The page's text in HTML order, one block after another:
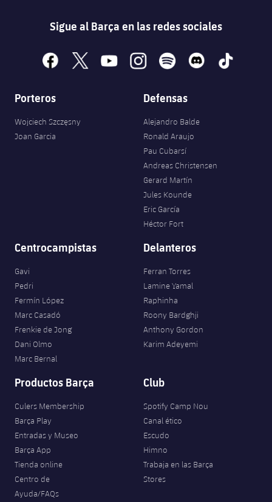
Sigue al Barça en las redes sociales
facebook
x youtubeinstagramspotify discord tiktok
Porteros
Wojciech Szczęsny
Joan Garcia
Defensas
Alejandro Balde
Ronald Araujo
Pau Cubarsí
Andreas Christensen
Gerard Martín
Jules Kounde
Eric García
Héctor Fort
Centrocampistas
Gavi
Pedri
Fermín López
Marc Casadó
Frenkie de Jong
Dani Olmo
Marc Bernal
Delanteros
Ferran Torres
Lamine Yamal
Raphinha
Roony Bardghji
Anthony Gordon
Karim Adeyemi
Productos Barça
Culers Membership
Barça Play
Entradas y Museo
Barça App
Tienda online
Centro de
Ayuda/FAQs
Club
Spotify Camp Nou
Canal ético
Escudo
Himno
Trabaja en las Barça
Stores